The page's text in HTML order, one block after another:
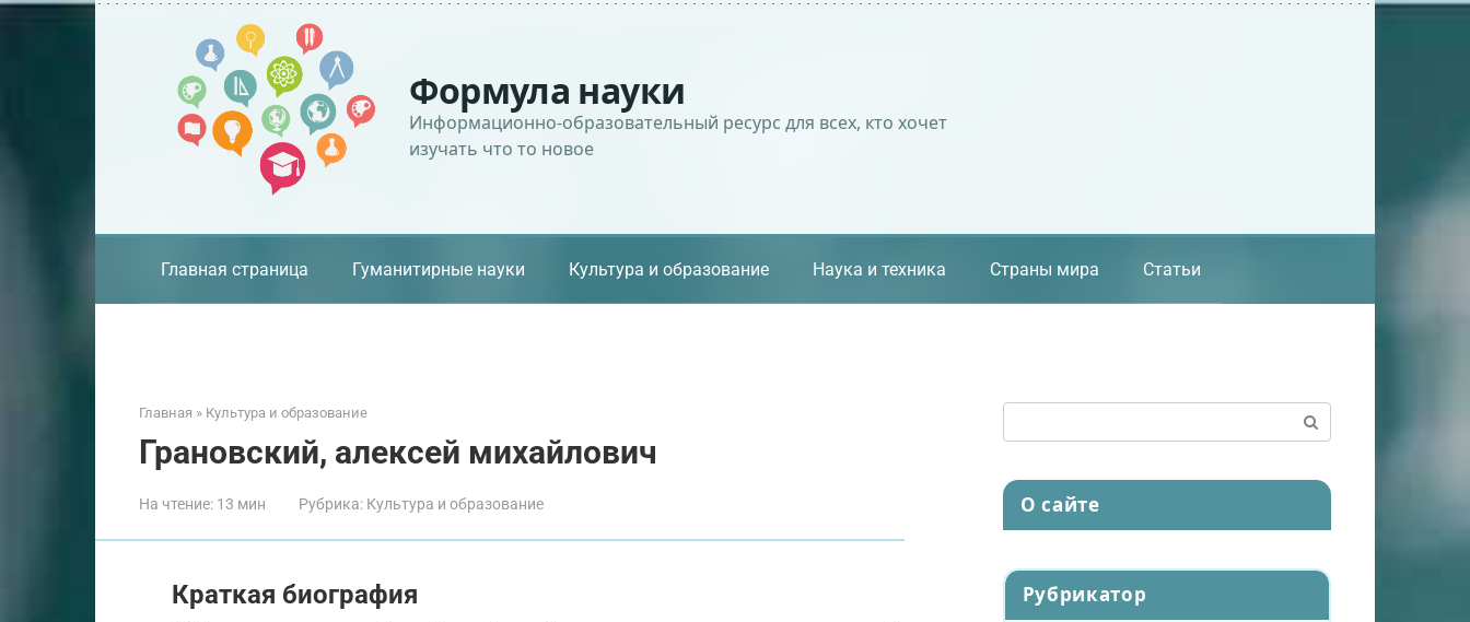
Перейти
Формула науки
Информационно-образовательный ресурс для всех, кто хочет
изучать что то новое
Главная страница Гуманитирные науки Культура и образование Наука и техника Страны мира Статьи
Главная » Культура и образование
Грановский, алексей михайлович
На чтение: 13 мин Рубрика: Культура и образование
Краткая биография
О сайте
Рубрикатор